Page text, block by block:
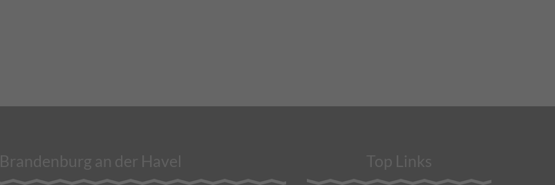
Brandenburg an der Havel Top Links